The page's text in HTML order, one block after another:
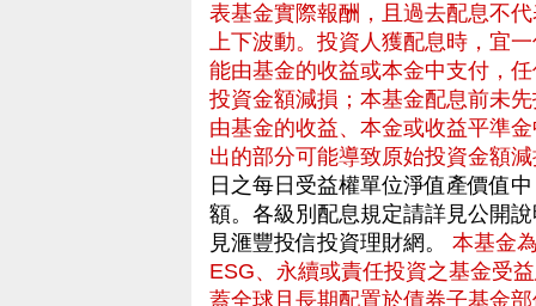
表基金實際報酬，且過去配息不
上下波動。投資人獲配息時，宜
能由基金的收益或本金中支付，
投資金額減損；本基金配息前未
由基金的收益、本金或收益平準
出的部分可能導致原始投資金額
日之每日受益權單位淨值產價值
額。各級別配息規定請詳見公開
見滙豐投信投資理財網。 本基金
ESG、永續或責任投資之基金受
蓋全球且長期配置於債券子基金